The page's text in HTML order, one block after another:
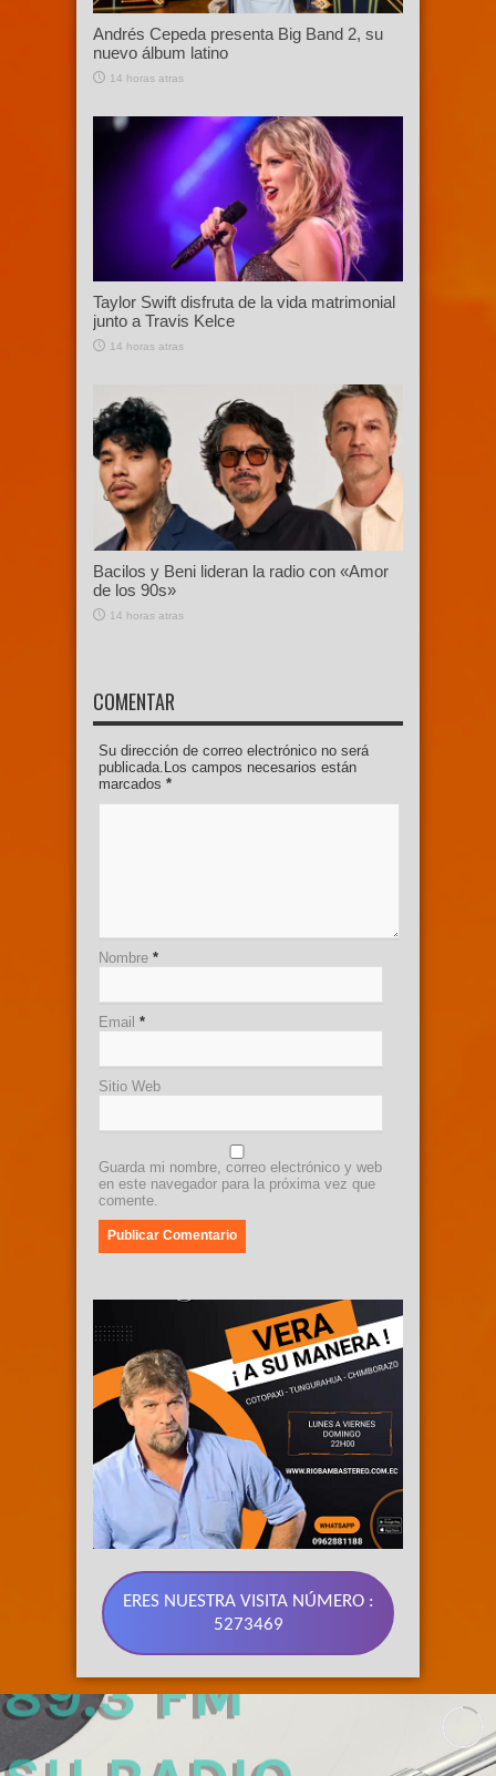
Andrés Cepeda presenta Big Band 2, su
nuevo álbum latino
14 horas atras
Taylor Swift disfruta de la vida matrimonial
junto a Travis Kelce
14 horas atras
Bacilos y Beni lideran la radio con «Amor
de los 90s»
14 horas atras
COMENTAR
Su dirección de correo electrónico no será
publicada.Los campos necesarios están
marcados *
Nombre *
Email *
Sitio Web
Guarda mi nombre, correo electrónico y web
en este navegador para la próxima vez que
comente.
ERES NUESTRA VISITA NÚMERO :
5273469
89.3 FM